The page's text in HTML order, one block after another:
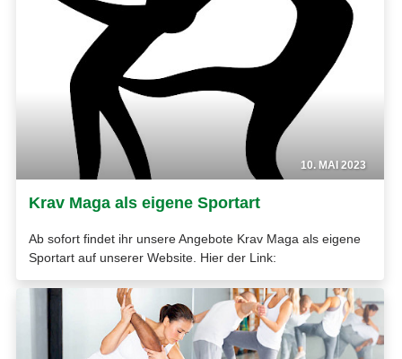
10. MAI 2023
Krav Maga als eigene Sportart
Ab sofort findet ihr unsere Angebote Krav Maga als eigene
Sportart auf unserer Website. Hier der Link: